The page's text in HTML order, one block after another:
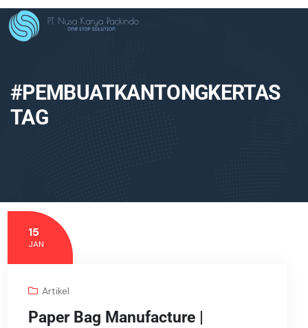
#PEMBUATKANTONGKERTAS
TAG
15
JAN
Artikel
Paper Bag Manufacture |